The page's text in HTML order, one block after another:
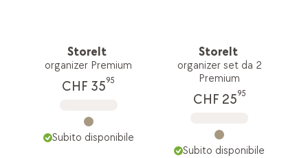
StoreIt
organizer Premium
CHF 3595
Subito disponibile
StoreIt
organizer set da 2
Premium
CHF 2595
Subito disponibile